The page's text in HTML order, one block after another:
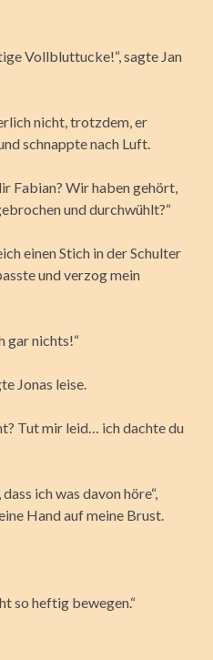
Vollbluttucke!“, sagte Jan
nicht, trotzdem, er
schnappte nach Luft.
Fabian? Wir haben gehört,
und durchwühlt?“
einen Stich in der Schulter
und verzog mein
gar nichts!“
Jonas leise.
Tut mir leid… ich dachte du
ich was davon höre“,
Hand auf meine Brust.
so heftig bewegen.“